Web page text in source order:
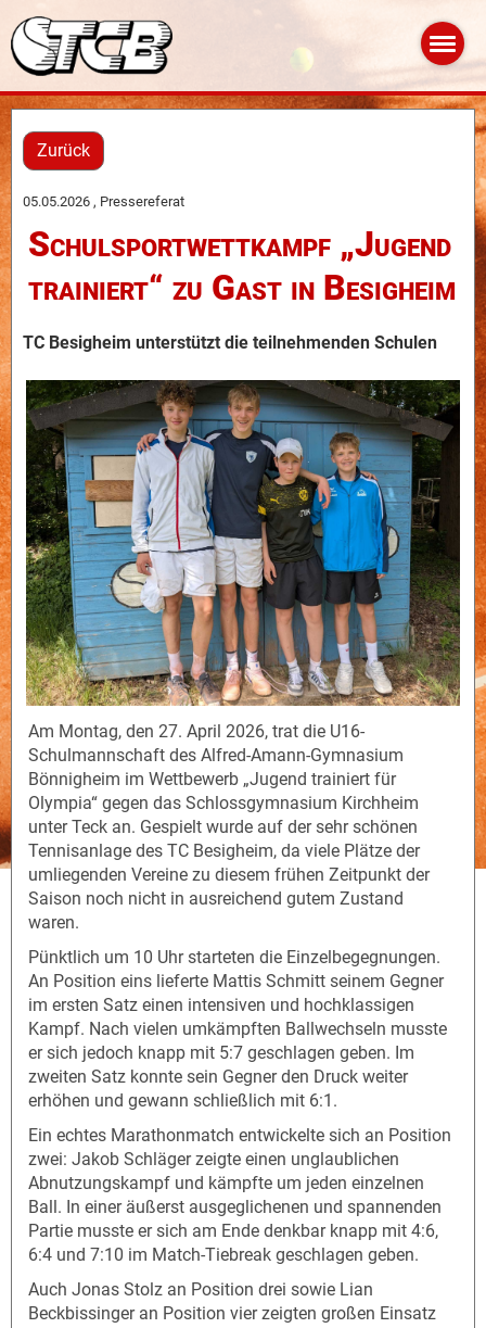
Zurück
05.05.2026 , Pressereferat
Schulsportwettkampf „Jugend
trainiert“ zu Gast in Besigheim
TC Besigheim unterstützt die teilnehmenden Schulen
Am Montag, den 27. April 2026, trat die U16-
Schulmannschaft des Alfred-Amann-Gymnasium
Bönnigheim im Wettbewerb „Jugend trainiert für
Olympia“ gegen das Schlossgymnasium Kirchheim
unter Teck an. Gespielt wurde auf der sehr schönen
Tennisanlage des TC Besigheim, da viele Plätze der
umliegenden Vereine zu diesem frühen Zeitpunkt der
Saison noch nicht in ausreichend gutem Zustand
waren.
Pünktlich um 10 Uhr starteten die Einzelbegegnungen.
An Position eins lieferte Mattis Schmitt seinem Gegner
im ersten Satz einen intensiven und hochklassigen
Kampf. Nach vielen umkämpften Ballwechseln musste
er sich jedoch knapp mit 5:7 geschlagen geben. Im
zweiten Satz konnte sein Gegner den Druck weiter
erhöhen und gewann schließlich mit 6:1.
Ein echtes Marathonmatch entwickelte sich an Position
zwei: Jakob Schläger zeigte einen unglaublichen
Abnutzungskampf und kämpfte um jeden einzelnen
Ball. In einer äußerst ausgeglichenen und spannenden
Partie musste er sich am Ende denkbar knapp mit 4:6,
6:4 und 7:10 im Match-Tiebreak geschlagen geben.
Auch Jonas Stolz an Position drei sowie Lian
Beckbissinger an Position vier zeigten großen Einsatz